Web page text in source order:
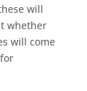
will
whether
will come